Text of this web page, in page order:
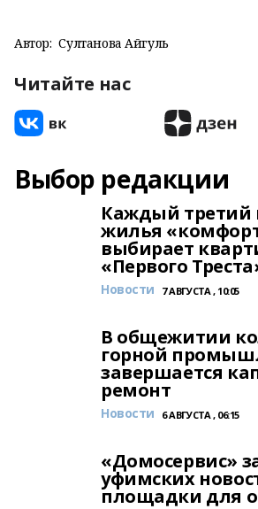
Автор: Султанова Айгуль
Читайте нас
Выбор редакции
Каждый третий
жилья
выбирает
«Первого
Новости 7 АВГУСТА , 10:05
В общежитии
горной
завершается
ремонт
Новости 6 АВГУСТА , 06:15
«Домосервис»
уфимских
площадки для